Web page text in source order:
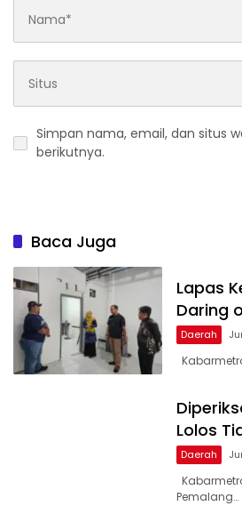
Simpan nama, email, dan situs
berikutnya.
Baca Juga
Lapas
Daring
Daerah
Lolos
Daerah
Pemalang…